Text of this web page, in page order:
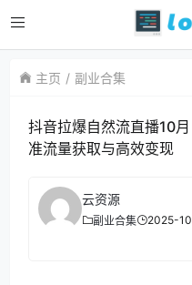
主页 副业合集
抖音拉爆自然流直播10
准流量获取与高效变现
云资源
副业合集 2025-